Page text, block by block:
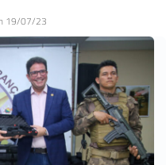
19/07/23